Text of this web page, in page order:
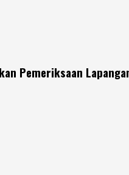
Pemeriksaan